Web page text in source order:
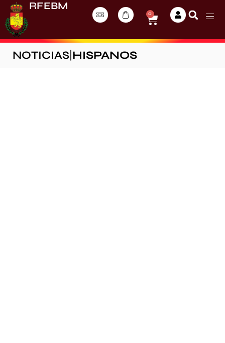
RFEBM
0
NOTICIAS HISPANOS